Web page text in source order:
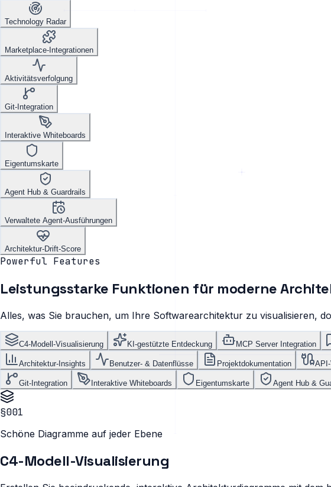
Technology Radar
Marketplace-Integrationen
Aktivitätsverfolgung
Git-Integration
Interaktive Whiteboards
Eigentumskarte
Agent Hub & Guardrails
Verwaltete Agent-Ausführungen
Architektur-Drift-Score
Powerful Features
Leistungsstarke Funktionen für moderne
Alles, was Sie brauchen, um Ihre Softwarearchitektur zu visualisieren,
C4-Modell-Visualisierung KI-gestützte Entdeckung MCP Server Integration
Architektur-Insights Benutzer- & Datenflüsse Projektdokumentation
Git-Integration Interaktive Whiteboards Eigentumskarte Agent Hub &
§001
Schöne Diagramme auf jeder Ebene
C4-Modell-Visualisierung